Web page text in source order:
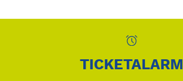
TICKETALARM